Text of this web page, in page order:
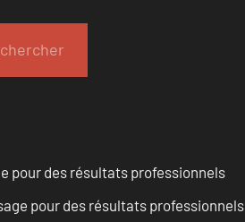
pour des résultats professionnels
pour des résultats professionnels